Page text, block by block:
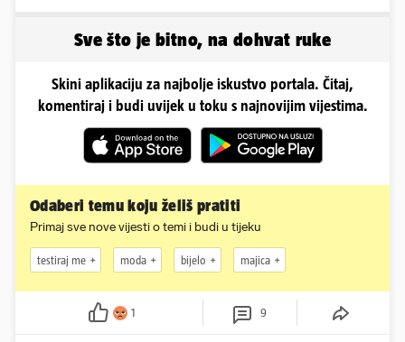
Sve što je bitno, na dohvat ruke
Skini aplikaciju za najbolje iskustvo portala. Čitaj,
komentiraj i budi uvijek u toku s najnovijim vijestima.
Odaberi temu koju želiš pratiti
Primaj sve nove vijesti o temi i budi u tijeku
testiraj me moda bijelo majica
1 9